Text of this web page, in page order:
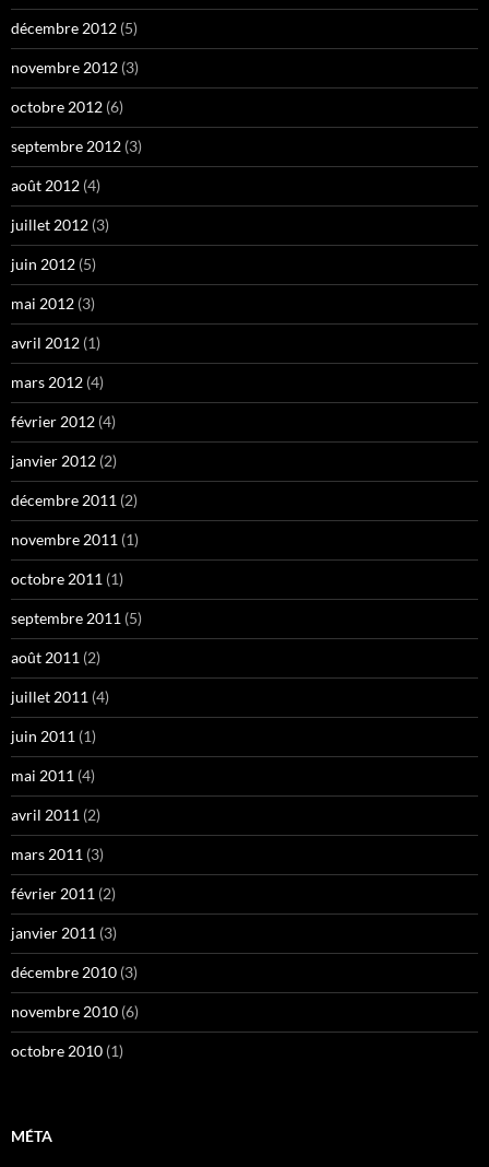
décembre 2012 (5)
novembre 2012 (3)
octobre 2012 (6)
septembre 2012 (3)
août 2012 (4)
juillet 2012 (3)
juin 2012 (5)
mai 2012 (3)
avril 2012 (1)
mars 2012 (4)
février 2012 (4)
janvier 2012 (2)
décembre 2011 (2)
novembre 2011 (1)
octobre 2011 (1)
septembre 2011 (5)
août 2011 (2)
juillet 2011 (4)
juin 2011 (1)
mai 2011 (4)
avril 2011 (2)
mars 2011 (3)
février 2011 (2)
janvier 2011 (3)
décembre 2010 (3)
novembre 2010 (6)
octobre 2010 (1)
MÉTA